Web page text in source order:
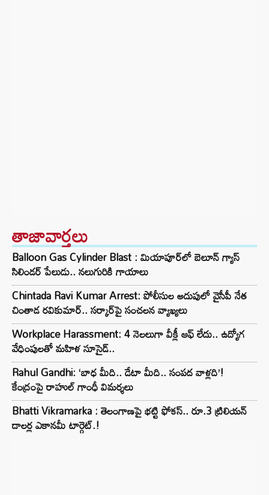
తాజావార్తలు
Balloon Gas Cylinder Blast : మియాపూర్‌లో బెలూన్ గ్యాస్
సిలిండర్ పేలుడు.. నలుగురికి గాయాలు
Chintada Ravi Kumar Arrest: పోలీసుల అదుపులో వైసీపీ నేత
చింతాడ రవికుమార్.. సర్కార్‌పై సంచలన వ్యాఖ్యలు
Workplace Harassment: 4 నెలలుగా వీక్లీ ఆఫ్ లేదు.. ఉద్యోగ
వేధింపులతో మహిళ సూసైడ్..
Rahul Gandhi: ‘బాధ మీది.. డేటా మీది.. సంపద వాళ్లది’!
కేంద్రంపై రాహుల్ గాంధీ విమర్శలు
Bhatti Vikramarka : తెలంగాణపై భట్టి ఫోకస్.. రూ.3 ట్రిలియన్‌
డాలర్ల ఎకానమీ టార్గెట్.!